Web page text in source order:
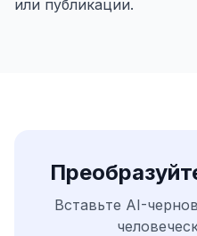
или публикации.
Вставьте AI-